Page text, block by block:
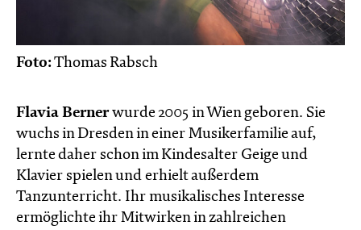
Foto:Thomas Rabsch
Flavia Bernerwurde 2005 in Wien geboren. Sie
wuchs in Dresden in einer Musikerfamilie auf,
lernte daher schon im Kindesalter Geige und
Klavier spielen und erhielt außerdem
Tanzunterricht. Ihr musikalisches Interesse
ermöglichte ihr Mitwirken in zahlreichen